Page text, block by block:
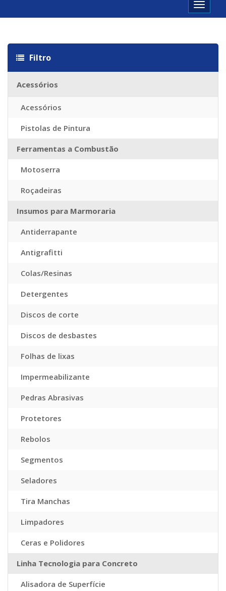
Toggle
Filtro
Acessórios
Acessórios
Pistolas de Pintura
Ferramentas a Combustão
Motoserra
Roçadeiras
Insumos para Marmoraria
Antiderrapante
Antigrafitti
Colas/Resinas
Detergentes
Discos de corte
Discos de desbastes
Folhas de lixas
Impermeabilizante
Pedras Abrasivas
Protetores
Rebolos
Segmentos
Seladores
Tira Manchas
Limpadores
Ceras e Polidores
Linha Tecnologia para Concreto
Alisadora de Superfície